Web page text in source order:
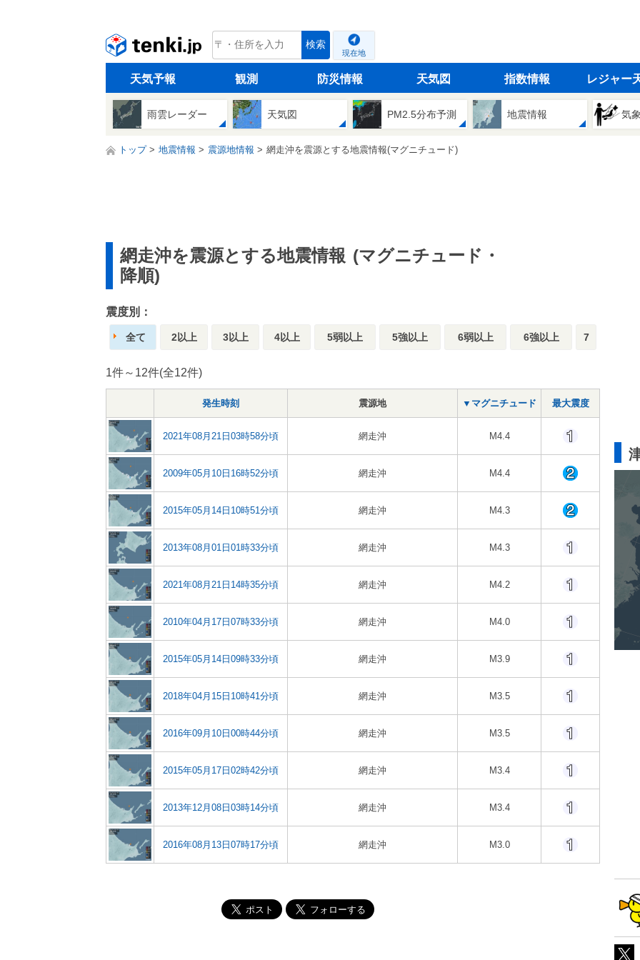
tenki.jp 検索
現在地
天気予報 観測 防災情報 天気図 指数情報 レジャー
雨雲レーダー 天気図 PM2.5分布予測 地震情報 気
トップ 地震情報 震源地情報 網走沖を震源とする地震情報(マグニチュード)
網走沖を震源とする地震情報 (マグニチュード・
降順)
震度別：
全て 2以上 3以上 4以上 5弱以上 5強以上 6弱以上 6強以上 7
1件～12件(全12件)
発生時刻 震源地 ▼マグニチュード 最大震度
2021年08月21日03時58分頃 網走沖 M4.4
2009年05月10日16時52分頃 網走沖 M4.4
2015年05月14日10時51分頃 網走沖 M4.3
2013年08月01日01時33分頃 網走沖 M4.3
2021年08月21日14時35分頃 網走沖 M4.2
2010年04月17日07時33分頃 網走沖 M4.0
2015年05月14日09時33分頃 網走沖 M3.9
2018年04月15日10時41分頃 網走沖 M3.5
2016年09月10日00時44分頃 網走沖 M3.5
2015年05月17日02時42分頃 網走沖 M3.4
2013年12月08日03時14分頃 網走沖 M3.4
2016年08月13日07時17分頃 網走沖 M3.0